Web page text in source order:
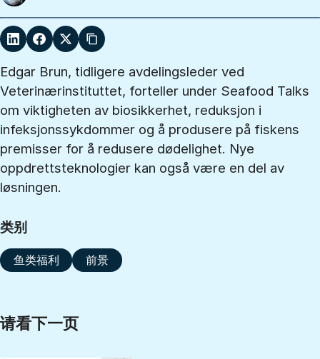
请看下一页
Edgar Brun, tidligere avdelingsleder ved
Veterinærinstituttet, forteller under Seafood Talks
om viktigheten av biosikkerhet, reduksjon i
infeksjonssykdommer og å produsere på fiskens
premisser for å redusere dødelighet. Nye
oppdrettsteknologier kan også være en del av
løsningen.
类别
鱼类福利 前景